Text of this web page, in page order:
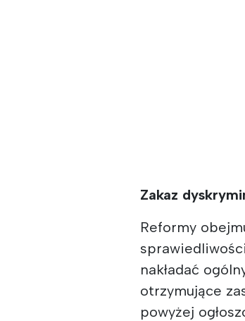
Zakaz
Reformy
nakładać
otrzymujące
powyżej